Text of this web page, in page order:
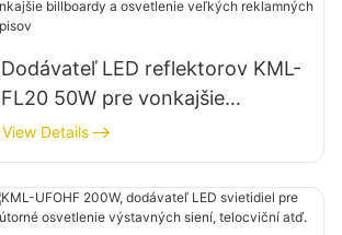
Dodávateľ LED reflektorov KML-
FL20 50W pre vonkajšie
billboardy a osvetlenie veľkých
reklamných nápisov
View Details